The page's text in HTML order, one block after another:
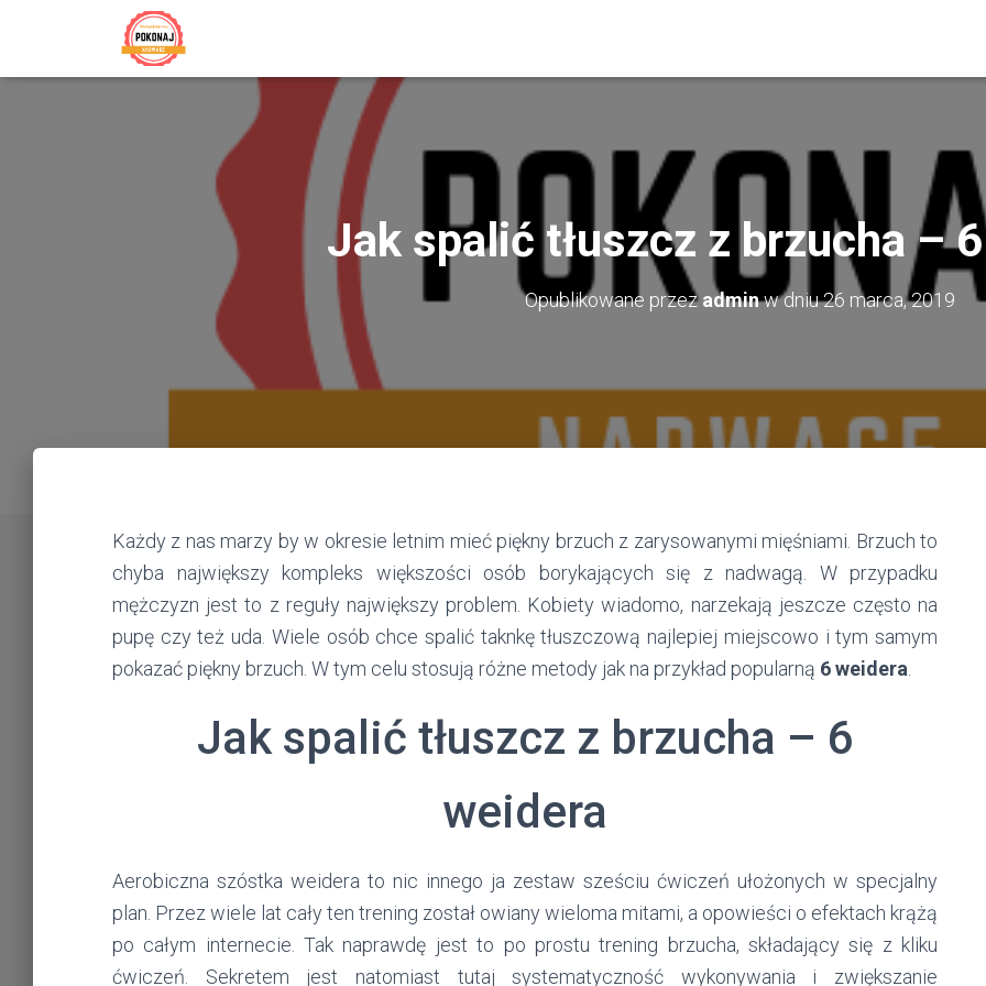
Jak spalić tłuszcz z brzucha –
Opublikowane przezadminw dniu26 marca, 2019
Każdy z nas marzy by w okresie letnim mieć piękny brzuch z zarysowanymi mięśniami. Brzuch to
chyba największy kompleks większości osób borykających się z nadwagą. W przypadku
mężczyzn jest to z reguły największy problem. Kobiety wiadomo, narzekają jeszcze często na
pupę czy też uda. Wiele osób chce spalić taknkę tłuszczową najlepiej miejscowo i tym samym
pokazać piękny brzuch. W tym celu stosują różne metody jak na przykład popularną 6 weidera
Jak spalić tłuszcz z brzucha – 6
weidera
Aerobiczna szóstka weidera to nic innego ja zestaw sześciu ćwiczeń ułożonych w specjalny
plan. Przez wiele lat cały ten trening został owiany wieloma mitami, a opowieści o efektach krążą
po całym internecie. Tak naprawdę jest to po prostu trening brzucha, składający się z kliku
ćwiczeń. Sekretem jest natomiast tutaj systematyczność wykonywania i zwiększanie